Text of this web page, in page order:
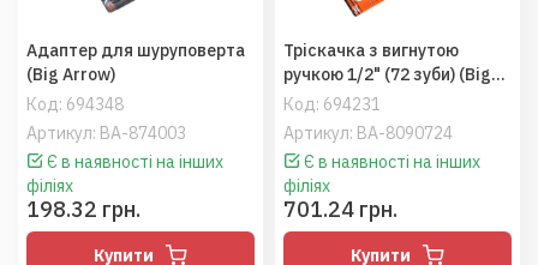
Код: 694348
Артикул: BA-874003
Адаптер для шуруповерта
(Big Arrow)
Є в наявності на інших
філіях
198.32 грн.
Купити
Код: 694231
Артикул: BA-8090724
Тріскачка з вигнутою
ручкою 1/2" (72 зуби) (Big
Arrow)
Є в наявності на інших
філіях
701.24 грн.
Купити